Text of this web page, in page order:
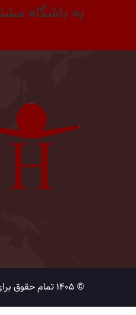
به باشگاه
© 1405 تمام حقوق برای هوشمند سازان ساجد محفوظ است